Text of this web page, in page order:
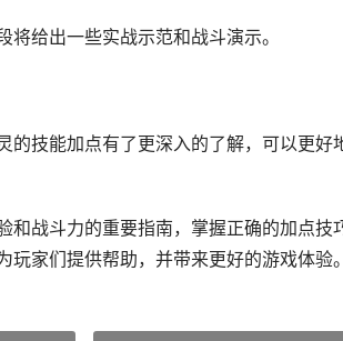
给出一些实战示范和战斗演示。
的技能加点有了更深入的了解，可以更好
和战斗力的重要指南，掌握正确的加点技
家们提供帮助，并带来更好的游戏体验。